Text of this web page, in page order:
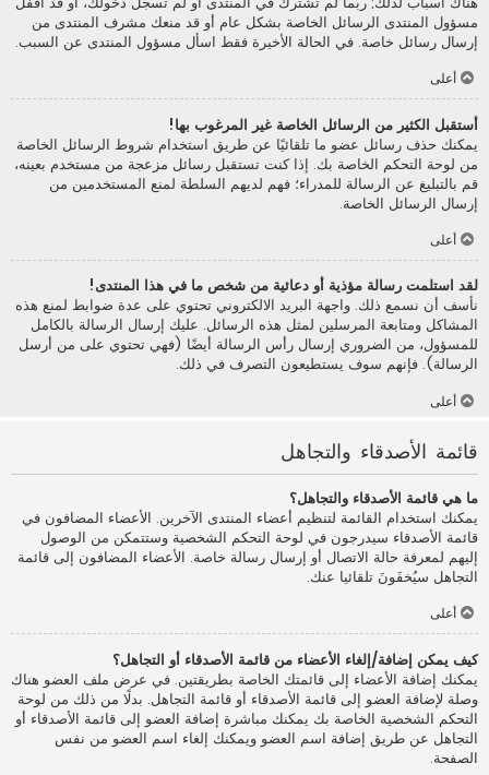
مسؤول المنتدى الرسائل الخاصة بشكل عام أو قد منعك مشرف المنتدى من
إرسال رسائل خاصة. في الحالة الأخيرة فقط اسأل مسؤول المنتدى عن السبب.
أعلى
أستقبل الكثير من الرسائل الخاصة غير المرغوب بها!
يمكنك حذف رسائل عضو ما تلقائيًا عن طريق استخدام شروط الرسائل الخاصة
من لوحة التحكم الخاصة بك. إذا كنت تستقبل رسائل مزعجة من مستخدم بعينه،
قم بالتبليغ عن الرسالة للمدراء؛ فهم لديهم السلطة لمنع المستخدمين من
إرسال الرسائل الخاصة.
أعلى
لقد استلمت رسالة مؤذية أو دعائية من شخص ما في هذا المنتدى!
نأسف أن نسمع ذلك. واجهة البريد الالكتروني تحتوي على عدة ضوابط لمنع هذه
المشاكل ومتابعة المرسلين لمثل هذه الرسائل. عليك إرسال الرسالة بالكامل
للمسؤول، من الضروري إرسال رأس الرسالة أيضًا (فهي تحتوي على من أرسل
الرسالة). فإنهم سوف يستطيعون التصرف في ذلك.
أعلى
قائمة الأصدقاء والتجاهل
ما هي قائمة الأصدقاء والتجاهل؟
يمكنك استخدام القائمة لتنظيم أعضاء المنتدى الآخرين. الأعضاء المضافون في
قائمة الأصدقاء سيدرجون في لوحة التحكم الشخصية وستتمكن من الوصول
إليهم لمعرفة حالة الاتصال أو إرسال رسالة خاصة. الأعضاء المضافون إلى قائمة
التجاهل سيُخفَونَ تلقائيا عنك.
أعلى
كيف يمكن إضافة/إلغاء الأعضاء من قائمة الأصدقاء أو التجاهل؟
يمكنك إضافة الأعضاء إلى قائمتك الخاصة بطريقتين. في عرض ملف العضو هناك
وصلة لإضافة العضو إلى قائمة الأصدقاء أو قائمة التجاهل. بدلًا من ذلك من لوحة
التحكم الشخصية الخاصة بك يمكنك مباشرة إضافة العضو إلى قائمة الأصدقاء أو
التجاهل عن طريق إضافة اسم العضو ويمكنك إلغاء اسم العضو من نفس
الصفحة.